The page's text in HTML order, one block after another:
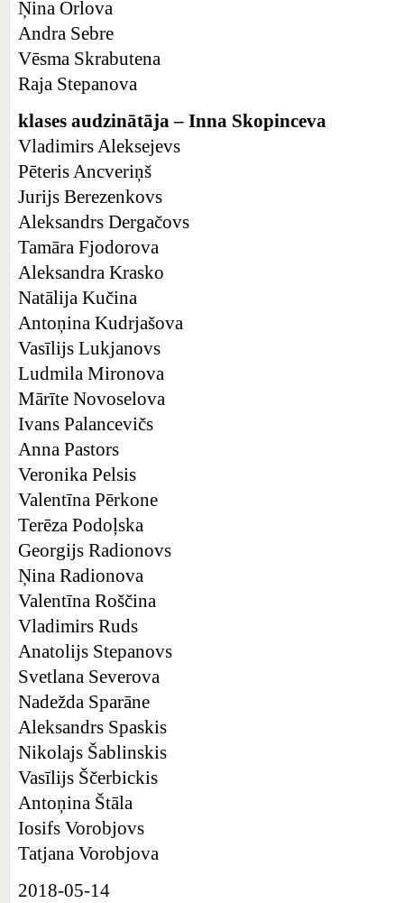
Ņina Orlova
Andra Sebre
Vēsma Skrabutena
Raja Stepanova
klases audzinātāja – Inna Skopinceva
Vladimirs Aleksejevs
Pēteris Ancveriņš
Jurijs Berezenkovs
Aleksandrs Dergačovs
Tamāra Fjodorova
Aleksandra Krasko
Natālija Kučina
Antoņina Kudrjašova
Vasīlijs Lukjanovs
Ludmila Mironova
Mārīte Novoselova
Ivans Palancevičs
Anna Pastors
Veronika Pelsis
Valentīna Pērkone
Terēza Podoļska
Georgijs Radionovs
Ņina Radionova
Valentīna Roščina
Vladimirs Ruds
Anatolijs Stepanovs
Svetlana Severova
Nadežda Sparāne
Aleksandrs Spaskis
Nikolajs Šablinskis
Vasīlijs Ščerbickis
Antoņina Štāla
Iosifs Vorobjovs
Tatjana Vorobjova
2018-05-14